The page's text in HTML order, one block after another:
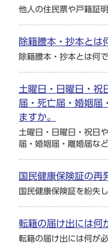
他人の住民票や戸籍証
除籍謄本・抄本とは
除籍謄本・抄本とは何で
土曜日・日曜日・祝
届・死亡届・婚姻届
ますか。
土曜日・日曜日・祝日
届・婚姻届・離婚届な
国民健康保険証の再
国民健康保険証を紛失
転籍の届け出には何
転籍の届け出には何が必